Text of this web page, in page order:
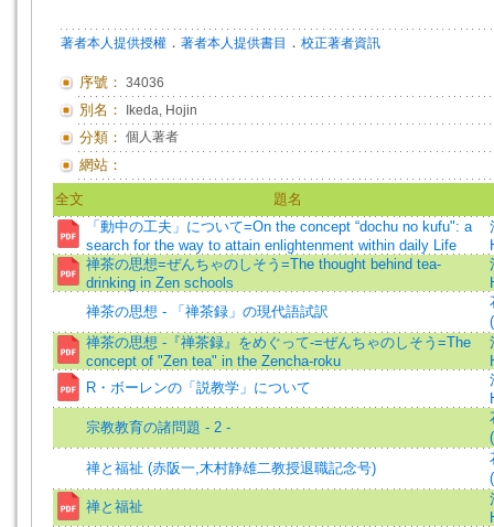
著者本人提供授權 ． 著者本人提供書目 ． 校正著者資訊
序號： 34036
別名： Ikeda, Hojin
分類： 個人著者
網站：
全文
題名
「動中の工夫」について=On the concept “dochu no kufu": a
search for the way to attain enlightenment within daily Life
禅茶の思想=ぜんちゃのしそう=The thought behind tea-
drinking in Zen schools
禅茶の思想 - 「禅茶録」の現代語試訳
禅茶の思想 -『禅茶録』をめぐって-=ぜんちゃのしそう=The
concept of "Zen tea" in the Zencha-roku
R・ボーレンの「説教学」について
宗教教育の諸問題 - 2 -
禅と福祉 (赤阪一,木村静雄二教授退職記念号)
禅と福祉